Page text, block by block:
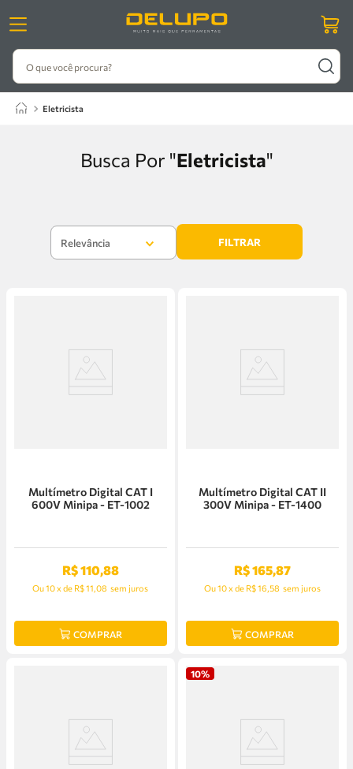
O que você procura?
eletricista
Eletricista
Relevância FILTRAR
Multímetro Digital CAT I
600V Minipa - ET-1002
R$110,88
Ou10xde R$ 11,08 sem juros
COMPRAR
Multímetro Digital CAT II
300V Minipa - ET-1400
R$165,87
Ou10xde R$ 16,58 sem juros
COMPRAR
10%